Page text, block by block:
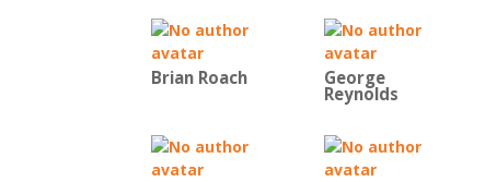
Brian Roach George
Reynolds